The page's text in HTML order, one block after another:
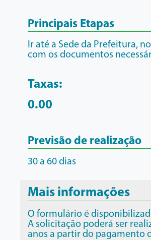
Principais Etapas
Ir até a Sede da Prefeitura,
com os documentos
Taxas:
0.00
Previsão de realização
30 a 60 dias
Mais informações
O formulário é
A solicitação poderá ser
anos a partir do pagamento